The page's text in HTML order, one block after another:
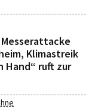
Messerattacke
Klimastreik
Hand“ ruft zur